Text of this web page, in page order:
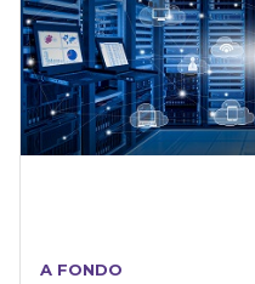
A FONDO